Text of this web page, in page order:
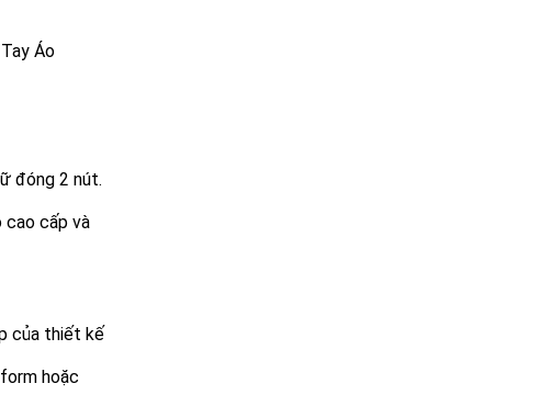
Áo
đóng 2 nút.
cao cấp và
của thiết kế
hoặc